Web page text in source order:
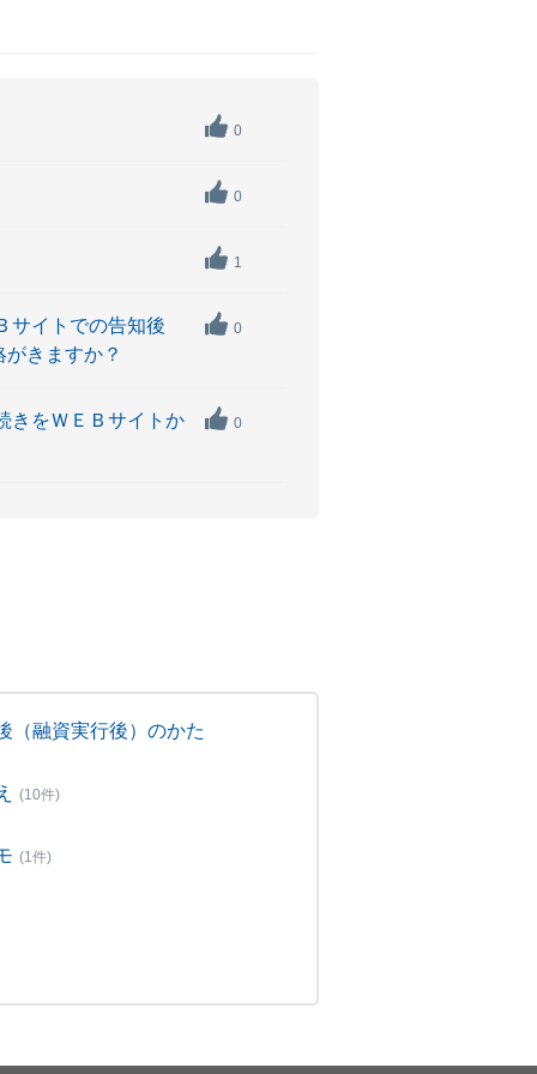
0
0
1
サイトでの告知後
きますか？
0
きをＷＥＢサイトか
0
（融資実行後）のかた
(10件)
(1件)